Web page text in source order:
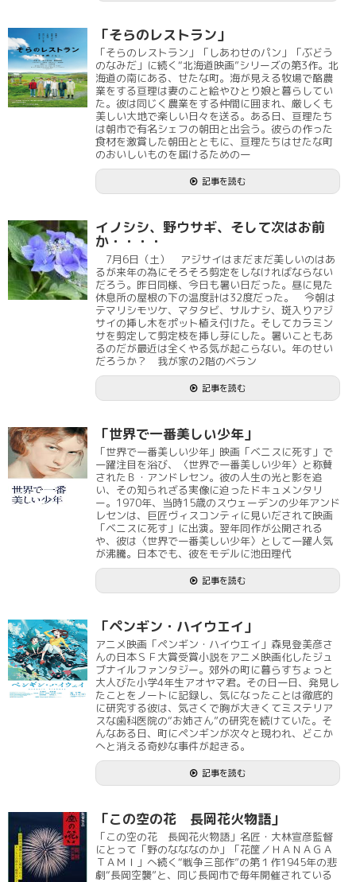
「そらのレストラン」
「そらのレストラン」「しあわせのパン」「ぶどう
のなみだ」に続く“北海道映画”シリーズの第3作。北
海道の南にある、せたな町。海が見える牧場で酪農
業をする亘理は妻のこと絵やひとり娘と暮らしてい
た。彼は同じく農業をする仲間に囲まれ、厳しくも
美しい大地で楽しい日々を送る。ある日、亘理たち
は朝市で有名シェフの朝田と出会う。彼らの作った
食材を激賞した朝田とともに、亘理たちはせたな町
のおいしいものを届けるための一
記事を読む
イノシシ、野ウサギ、そして次はお前
か・・・・
7月6日（土） アジサイはまだまだ美しいのはあ
るが来年の為にそろそろ剪定をしなければならない
だろう。昨日同様、今日も暑い日だった。昼に見た
休息所の屋根の下の温度計は32度だった。 今朝は
テマリシモツケ、マタタビ、サルナシ、斑入りアジ
サイの挿し木をポット植え付けた。そしてカラミン
サを剪定して剪定枝を挿し芽にした。暑いこともあ
るのだが最近は全くやる気が起こらない。年のせい
だろうか？ 我が家の2階のベラン
記事を読む
「世界で一番美しい少年」
「世界で一番美しい少年」映画「ベニスに死す」で
一躍注目を浴び、〈世界で一番美しい少年〉と称賛
されたＢ・アンドレセン。彼の人生の光と影を追
い、その知られざる実像に迫ったドキュメンタリ
ー。1970年、当時15歳のスウェーデンの少年アンド
レセンは、巨匠ヴィスコンティに見いだされて映画
「ベニスに死す」に出演。翌年同作が公開される
や、彼は〈世界で一番美しい少年〉として一躍人気
が沸騰。日本でも、彼をモデルに池田理代
記事を読む
「ペンギン・ハイウエイ」
アニメ映画「ペンギン・ハイウエイ」森見登美彦さ
んの日本ＳＦ大賞受賞小説をアニメ映画化したジュ
ブナイルファンタジー。郊外の町に暮らすちょっと
大人びた小学4年生アオヤマ君。その日一日、発見し
たことをノートに記録し、気になったことは徹底的
に研究する彼は、気さくで胸が大きくてミステリア
スな歯科医院の“お姉さん”の研究を続けていた。そ
んなある日、町にペンギンが次々と現われ、どこか
へと消える奇妙な事件が起きる。
記事を読む
「この空の花 長岡花火物語」
「この空の花 長岡花火物語」名匠・大林宣彦監督
にとって「野のなななのか」「花筐／ＨＡＮＡＧＡ
ＴＡＭＩ」へ続く“戦争三部作”の第１作1945年の悲
劇“長岡空襲”と、同じ長岡市で毎年開催されている